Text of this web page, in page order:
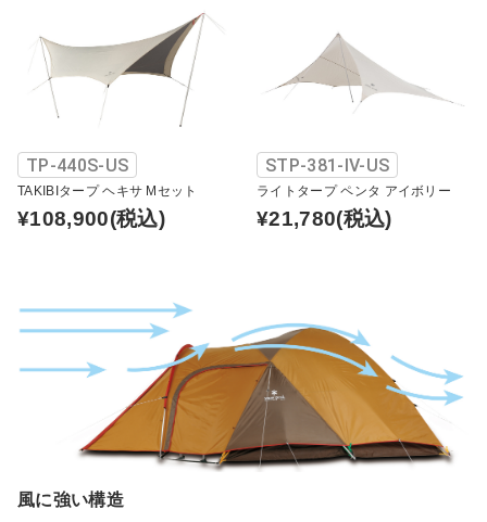
TP-440S-US
TAKIBIタープ ヘキサ Mセット
¥108,900(税込)
STP-381-IV-US
ライトタープ ペンタ アイボリー
¥21,780(税込)
風に強い構造